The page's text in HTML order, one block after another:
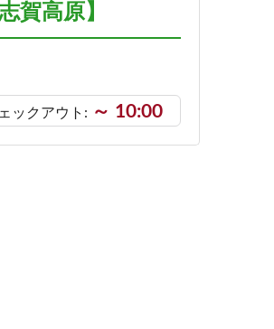
賀高原】
ックアウト: ～ 10:00